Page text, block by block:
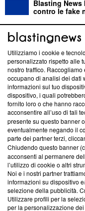
Blasting News
contro le fake
ABOUT
Questa sezione offre
News, sui nostri
creare news di
‘Trust Project - News
ancora membro del
parte; Trust Project
conformità agli
Su di noi
Team editoriale
Corporate
Redazione
Utilizziamo i cookie e
personalizzato rispetto alle
nostro traffico.
occupano di analisi dei dati
informazioni sul tuo
dispositivo, i quali
fornito loro o che hanno
acconsentire all’uso di tali
presente su questo banner
eventualmente negando il
parte dei partner terzi,
Chiudendo questo banner
acconsenti al permanere
l’utilizzo di cookie o altri
Noi e i nostri partner
informazioni su dispositivo
selezione della pubblicità.
Utilizzare profili per la
per la personalizzazione